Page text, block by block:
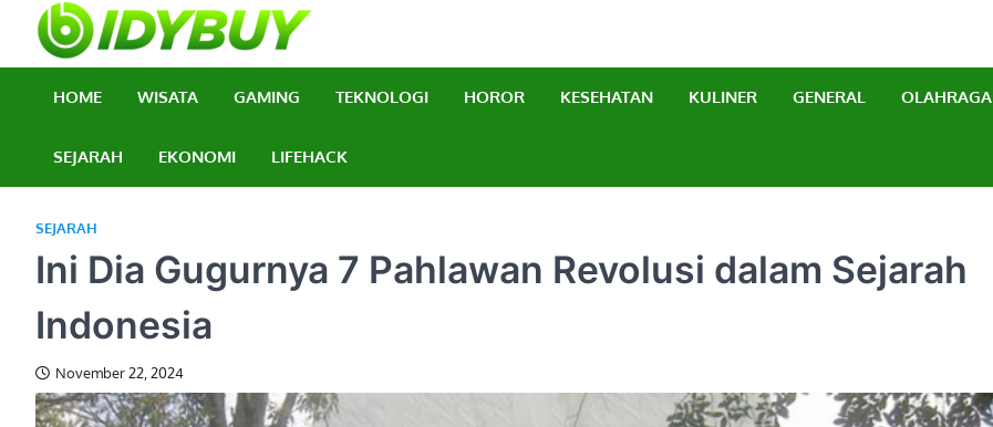
content
BidyBuy
HOME WISATA GAMING TEKNOLOGI HOROR KESEHATAN KULINER GENERAL OLAHRAGA
SEJARAH EKONOMI LIFEHACK
SEJARAH
Ini Dia Gugurnya 7 Pahlawan Revolusi dalam Sejarah
Indonesia
November 22, 2024